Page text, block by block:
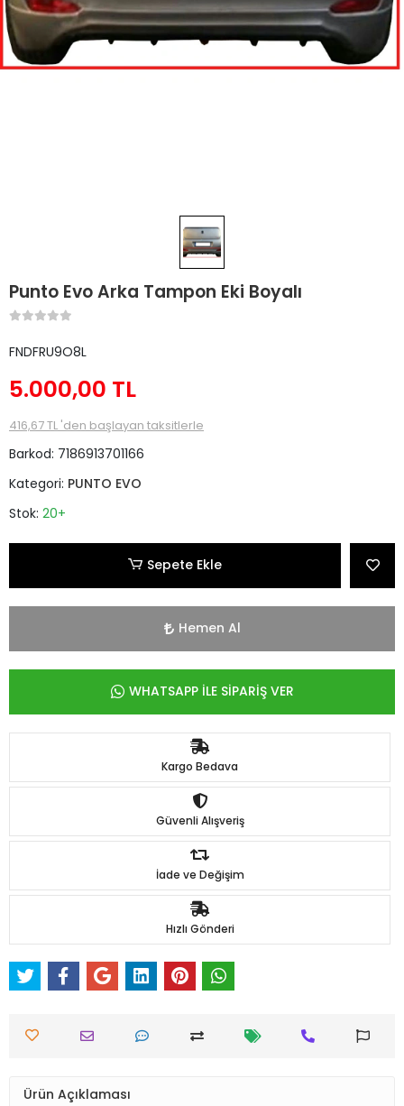
Punto Evo Arka Tampon Eki Boyalı
FNDFRU9O8L
5.000,00 TL
416,67 TL 'den başlayan taksitlerle
Barkod: 7186913701166
Kategori: PUNTO EVO
Stok: 20+
Sepete Ekle
Hemen Al
WHATSAPP İLE SİPARİŞ VER
Kargo Bedava
Güvenli Alışveriş
İade ve Değişim
Hızlı Gönderi
Ürün Açıklaması